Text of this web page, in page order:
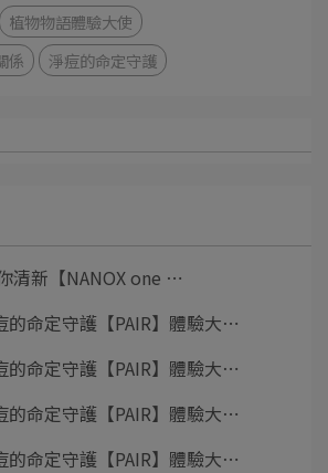
植物物語體驗大使
係
淨痘的命定守護
清新【NANOX one ⋯
的命定守護【PAIR】體驗大⋯
的命定守護【PAIR】體驗大⋯
的命定守護【PAIR】體驗大⋯
的命定守護【PAIR】體驗大⋯